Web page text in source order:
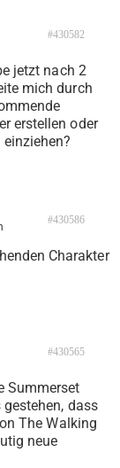
#430582
jetzt nach 2
mich durch
erstellen oder
#430586
Charakter
#430565
Summerset
dass
The Walking
neue